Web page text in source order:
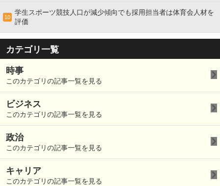
10
学生スポーツ競技人口が減少傾向でも採用担当者は体育会人材を
評価
カテゴリ一覧
時事
このカテゴリの記事一覧を見る
ビジネス
このカテゴリの記事一覧を見る
政治
このカテゴリの記事一覧を見る
キャリア
このカテゴリの記事一覧を見る